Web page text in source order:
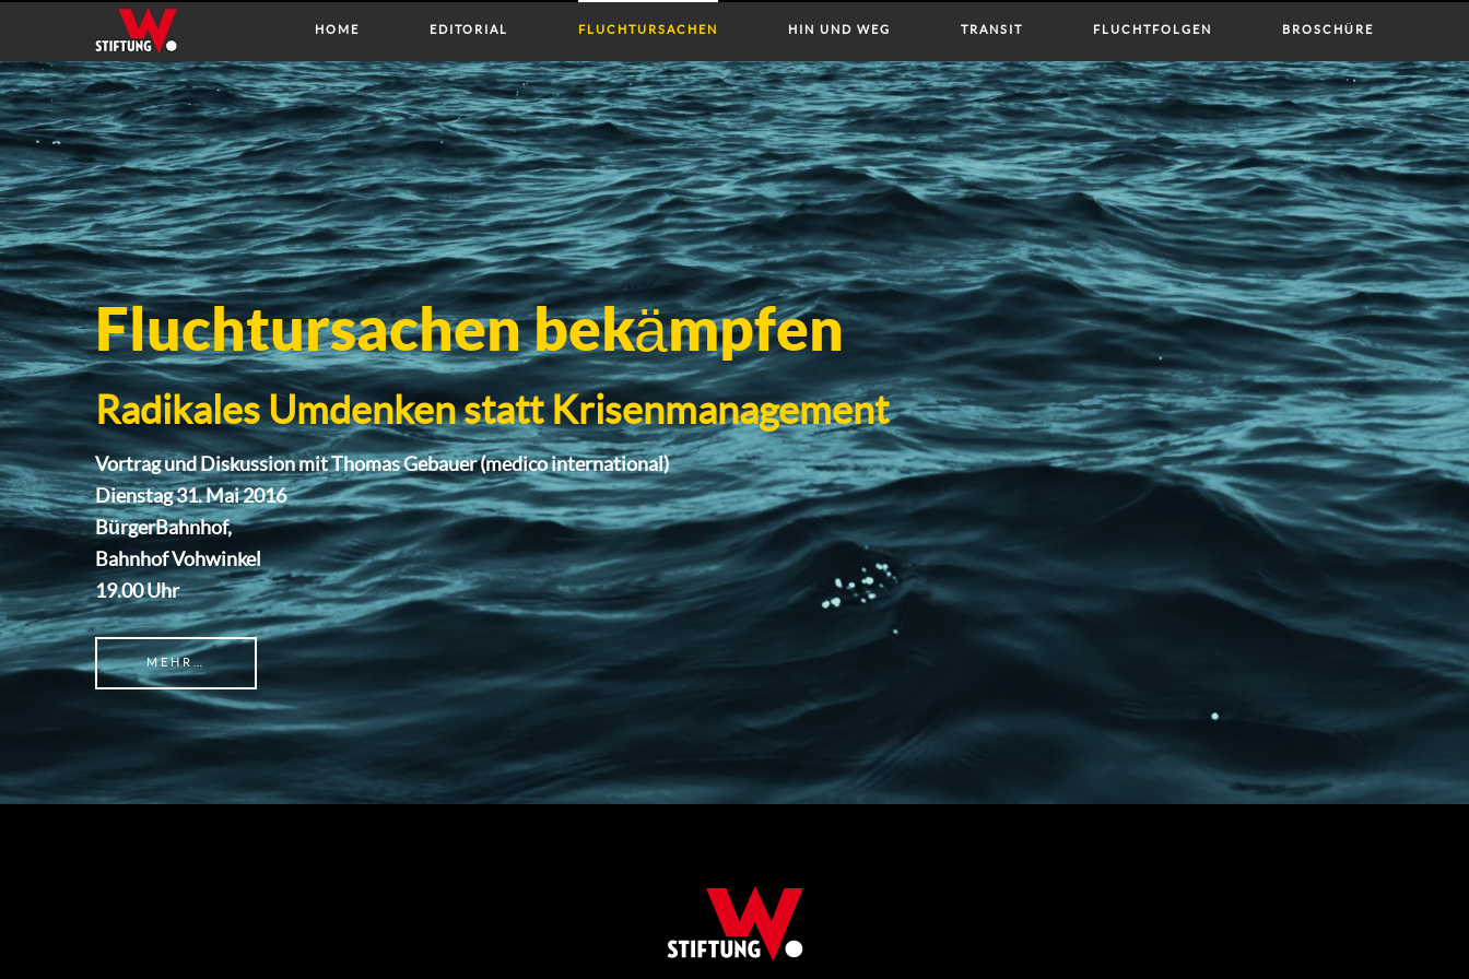
HOME EDITORIAL FLUCHTURSACHEN HIN UND WEG TRANSIT FLUCHTFOLGEN BROSCHÜRE
Fluchtursachen bekämpfen
Radikales Umdenken statt Krisenmanagement
Vortrag und Diskussion mit Thomas Gebauer (medico international)
Dienstag 31. Mai 2016
BürgerBahnhof,
Bahnhof Vohwinkel
19.00 Uhr
MEHR…